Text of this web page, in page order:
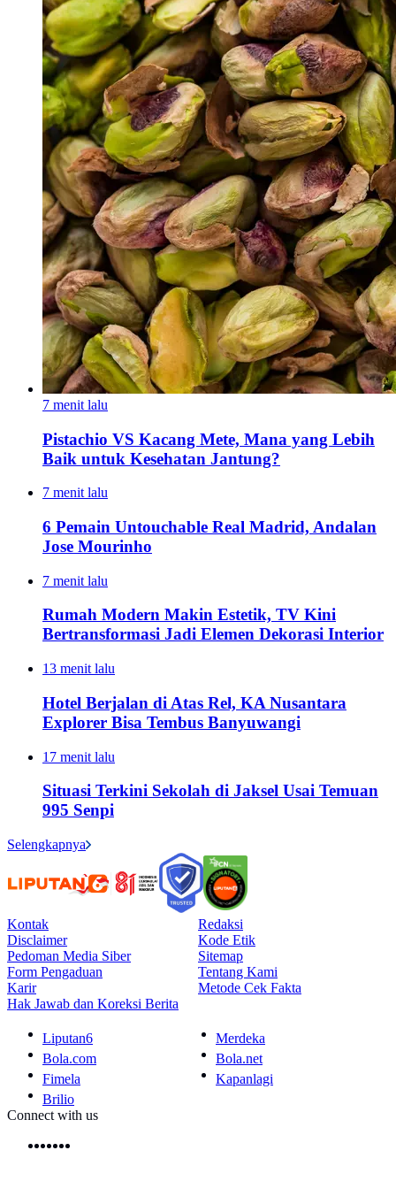
7 menit lalu
Pistachio VS Kacang Mete, Mana yang Lebih
Baik untuk Kesehatan Jantung?
7 menit lalu
6 Pemain Untouchable Real Madrid, Andalan
Jose Mourinho
7 menit lalu
Rumah Modern Makin Estetik, TV Kini
Bertransformasi Jadi Elemen Dekorasi Interior
13 menit lalu
Hotel Berjalan di Atas Rel, KA Nusantara
Explorer Bisa Tembus Banyuwangi
17 menit lalu
Situasi Terkini Sekolah di Jaksel Usai Temuan
995 Senpi
Selengkapnya
Kontak
Redaksi
Disclaimer
Kode Etik
Pedoman Media Siber
Sitemap
Form Pengaduan
Tentang Kami
Karir
Metode Cek Fakta
Hak Jawab dan Koreksi Berita
Liputan6
Merdeka
Bola.com
Bola.net
Fimela
Kapanlagi
Brilio
Connect with us